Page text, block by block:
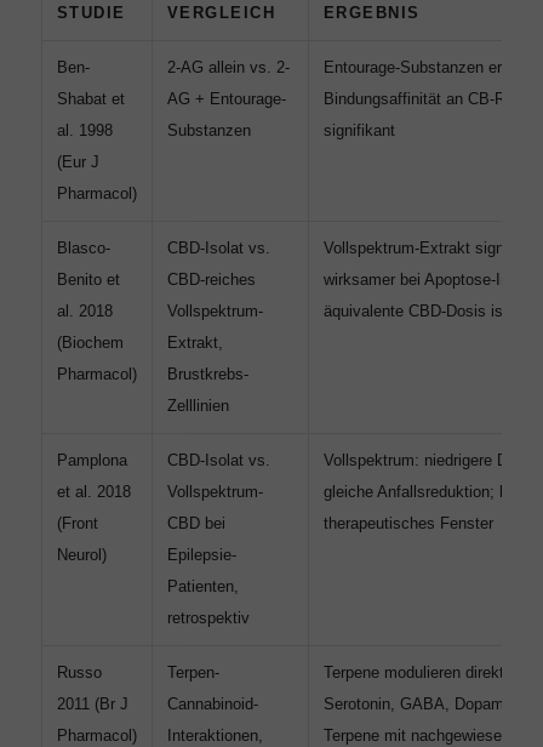
STUDIE VERGLEICH ERGEBNIS
Ben-
Shabat et
al. 1998
(Eur J
Pharmacol)
2-AG allein vs. 2-
AG + Entourage-
Substanzen
Entourage-Substanzen
Bindungsaffinität an CB-
signifikant
Blasco-
Benito et
al. 2018
(Biochem
Pharmacol)
CBD-Isolat vs.
CBD-reiches
Vollspektrum-
Extrakt,
Brustkrebs-
Zelllinien
Vollspektrum-Extrakt
wirksamer bei Apoptose-
äquivalente CBD-Dosis isoliert
Pamplona
et al. 2018
(Front
Neurol)
CBD-Isolat vs.
Vollspektrum-
CBD bei
Epilepsie-
Patienten,
retrospektiv
Vollspektrum: niedrigere Dosis
gleiche Anfallsreduktion;
therapeutisches Fenster
Russo
2011 (Br J
Pharmacol)
Terpen-
Cannabinoid-
Interaktionen,
Terpene modulieren direkt
Serotonin, GABA, Dopamin-
Terpene mit nachgewiesener